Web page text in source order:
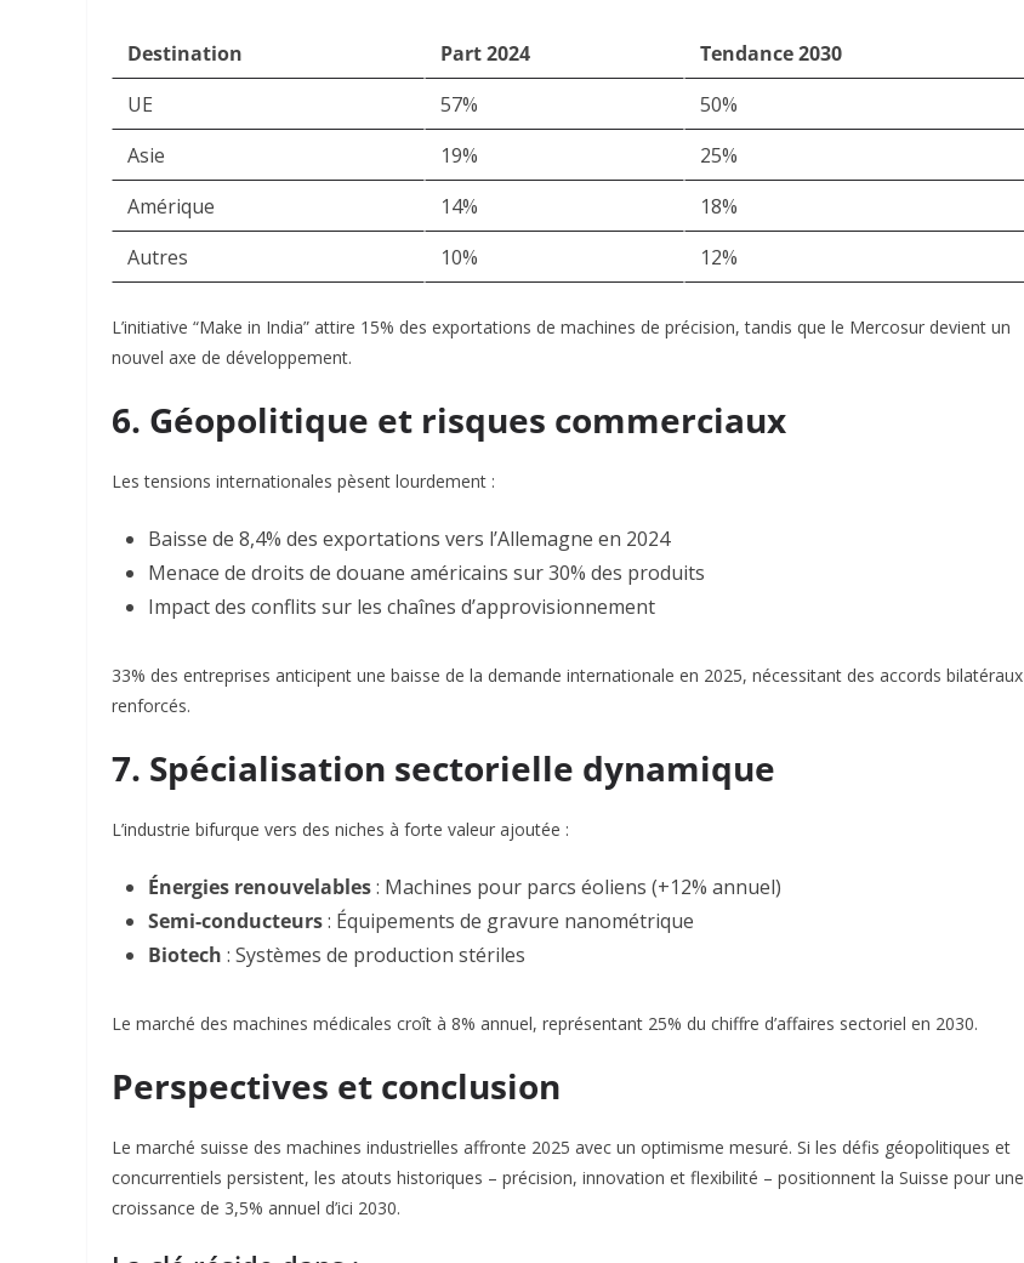
Destination Part 2024
Tendance 2030
UE
57%
50%
Asie
19%
25%
Amérique
14%
18%
Autres
10% 12%
L’initiative “Make in India” attire 15% des exportations de machines de précision, tandis que le Mercosur devient un
nouvel axe de développement.
6. Géopolitique et risques commerciaux
Les tensions internationales pèsent lourdement :
Baisse de 8,4% des exportations vers l’Allemagne en 2024
Menace de droits de douane américains sur 30% des produits
Impact des conflits sur les chaînes d’approvisionnement
33% des entreprises anticipent une baisse de la demande internationale en 2025, nécessitant des accords bilatéraux
renforcés.
7. Spécialisation sectorielle dynamique
L’industrie bifurque vers des niches à forte valeur ajoutée :
Énergies renouvelables: Machines pour parcs éoliens (+12% annuel)
Semi-conducteurs: Équipements de gravure nanométrique
Biotech : Systèmes de production stériles
Le marché des machines médicales croît à 8% annuel, représentant 25% du chiffre d’affaires sectoriel en 2030.
Perspectives et conclusion
Le marché suisse des machines industrielles affronte 2025 avec un optimisme mesuré. Si les défis géopolitiques et
concurrentiels persistent, les atouts historiques – précision, innovation et flexibilité – positionnent la Suisse pour une
croissance de 3,5% annuel d’ici 2030.